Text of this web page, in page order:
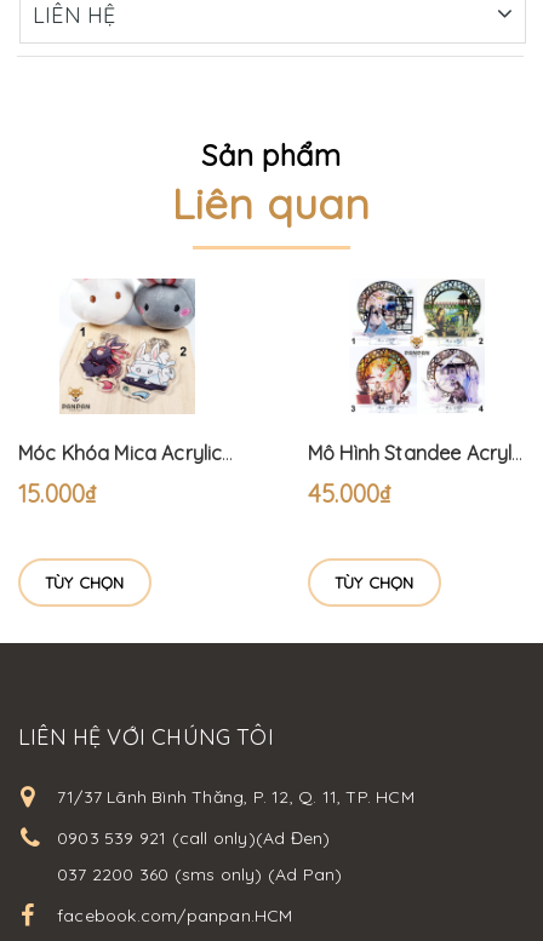
LIÊN HỆ
Sản phẩm
Liên quan
Móc Khóa Mica Acrylic Ma Đạo Tổ Sư Thỏ (6cm)
15.000₫
TÙY CHỌN
Mô Hình Standee Acrylic Anime Hình Ma Đạo Tổ Sư Bốn Mùa
45.000₫
TÙY CHỌN
LIÊN HỆ VỚI CHÚNG TÔI
71/37 Lãnh Bình Thăng, P. 12, Q. 11, TP. HCM
0903 539 921 (call only)(Ad Đen)
037 2200 360 (sms only) (Ad Pan)
facebook.com/panpan.HCM